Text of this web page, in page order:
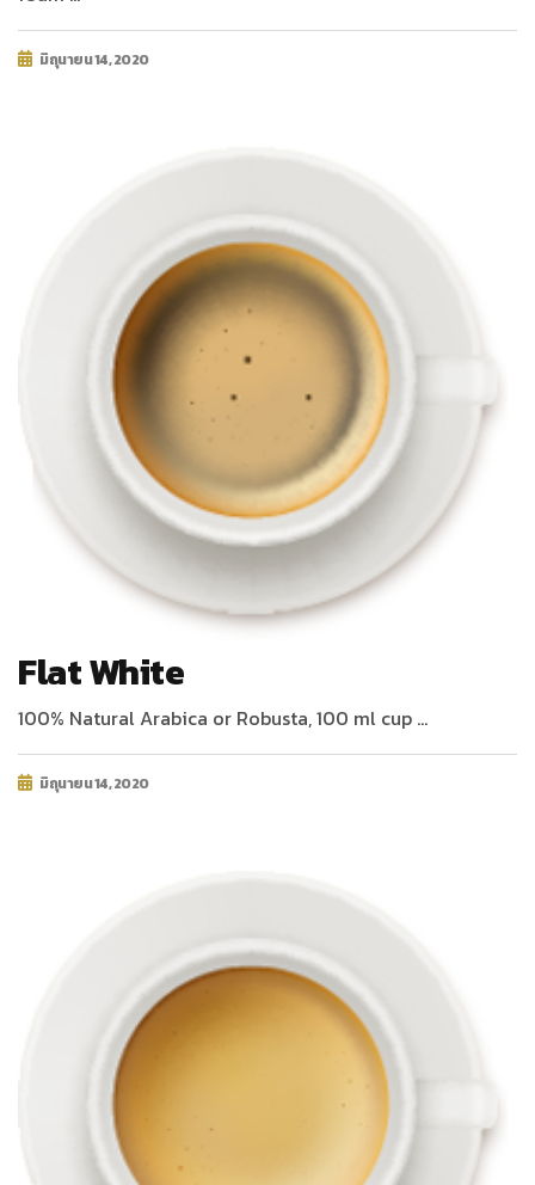
มิถุนายน 14, 2020
Flat White
100% Natural Arabica or Robusta, 100 ml cup …
มิถุนายน 14, 2020